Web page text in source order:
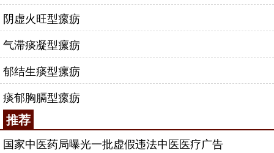
阴虚火旺型瘰疬
气滞痰凝型瘰疬
郁结生痰型瘰疬
痰郁胸膈型瘰疬
推荐
国家中医药局曝光一批虚假违法中医医疗广告